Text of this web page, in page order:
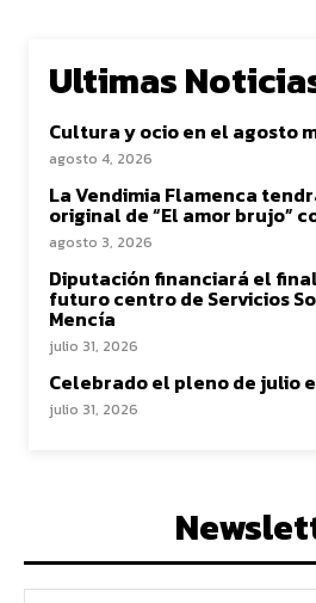
Ultimas
Cultura y ocio en el agosto
agosto 4, 2026
La Vendimia Flamenca
original de “El amor brujo”
agosto 3, 2026
Diputación financiará el
futuro centro de Servicios
Mencía
julio 31, 2026
Celebrado el pleno de julio
julio 31, 2026